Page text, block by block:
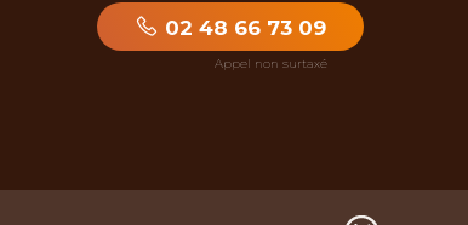
02 48 66 73 09